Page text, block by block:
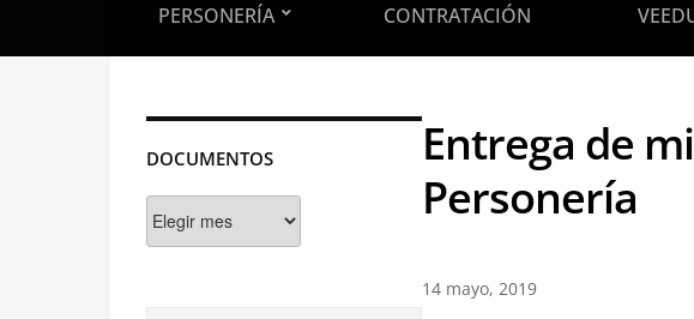
PERSONERÍA CONTRATACIÓN
DOCUMENTOS
Entrega de
Personería
14 mayo, 2019